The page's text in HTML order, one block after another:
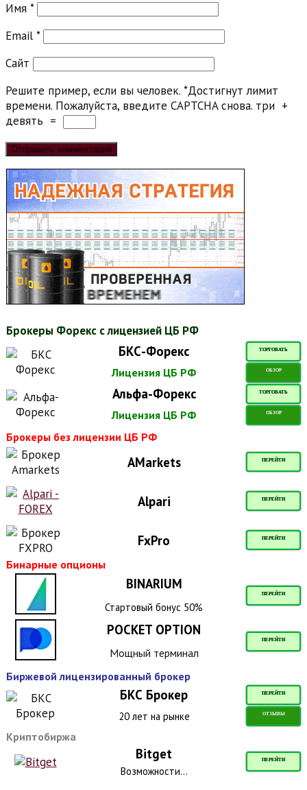
Имя *
Email *
Сайт
Решите пример, если вы человек. *Достигнут лимит
времени. Пожалуйста, введите CAPTCHA снова. три +
девять =
Брокеры Форекс с лицензией ЦБ РФ
БКС-Форекс ТОРГОВАТЬ
Лицензия ЦБ РФ ОБЗОР
Альфа-Форекс ТОРГОВАТЬ
Лицензия ЦБ РФ ОБЗОР
Брокеры без лицензии ЦБ РФ
AMarkets ПЕРЕЙТИ
Alpari ПЕРЕЙТИ
FxPro ПЕРЕЙТИ
Бинарные опционы
BINARIUM
ПЕРЕЙТИ
Стартовый бонус 50%
POCKET OPTION
ПЕРЕЙТИ
Мощный терминал
Биржевой лицензированный брокер
БКС Брокер ПЕРЕЙТИ
20 лет на рынке ОТЗЫВЫ
Криптобиржа
Bitget ПЕРЕЙТИ
Возможности...